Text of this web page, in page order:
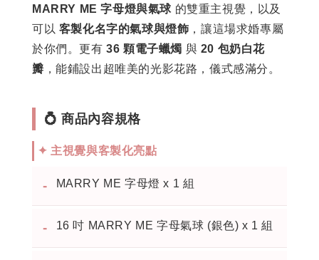
MARRY ME 字母燈與氣球 的雙重主視覺，以及
可以 客製化名字的氣球與燈飾 ，讓這場求婚專屬
於你們。更有36 顆電子蠟燭 與 20 包奶白花
瓣 ，能鋪設出超唯美的光影花路，儀式感滿分。
💍 商品內容規格
✦ 主視覺與客製化亮點
- MARRY ME 字母燈 x 1 組
- 16 吋 MARRY ME 字母氣球 (銀色) x 1 組